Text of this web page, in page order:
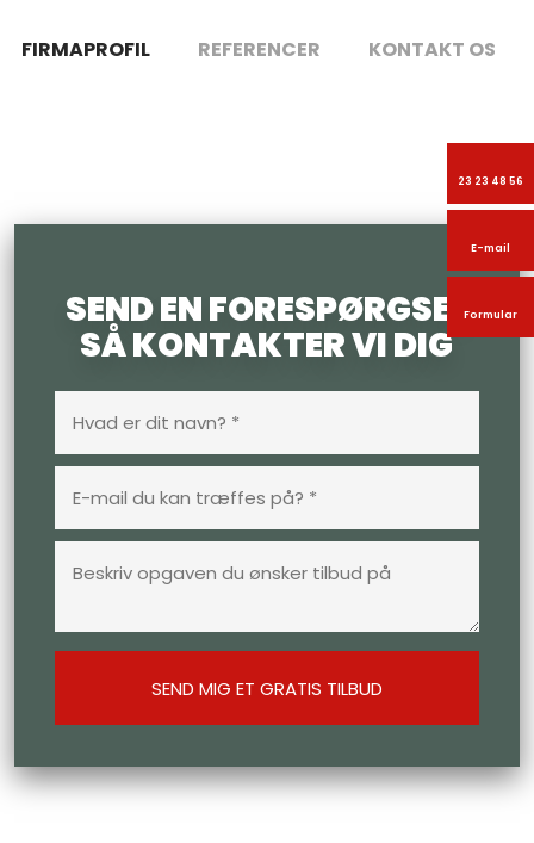
23 23 48 56
E-mail
Formular
FIRMAPROFIL REFERENCER KONTAKT OS
SEND EN FORESPØRGSEL
SÅ KONTAKTER VI DIG